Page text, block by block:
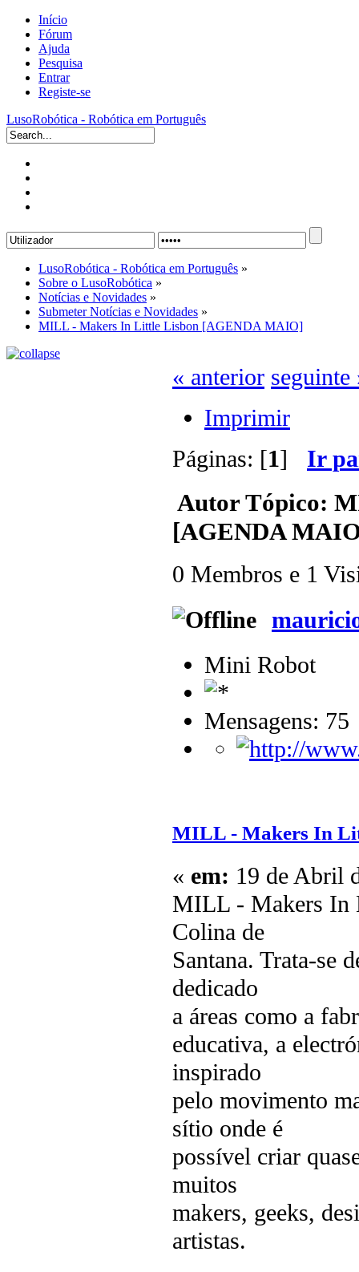
Início
Fórum
Ajuda
Pesquisa
Entrar
Registe-se
LusoRobótica - Robótica em Português
LusoRobótica - Robótica em Português »
Sobre o LusoRobótica »
Notícias e Novidades »
Submeter Notícias e Novidades »
MILL - Makers In Little Lisbon [AGENDA MAIO]
« anterior seguinte
Imprimir
Páginas: [1] Ir
AutorTópico:
[AGENDA
0 Membros e 1
Mini Robot
Mensagens: 75
MILL - Makers In
« em: 19 de Abril
MILL - Makers In
Colina de
Santana. Trata-se
dedicado
a áreas como a
educativa, a
inspirado
pelo movimento
sítio onde é
possível criar
muitos
makers, geeks,
artistas.